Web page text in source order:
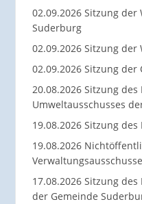
02.09.2026 Sitzung der
Suderburg
02.09.2026 Sitzung der
02.09.2026 Sitzung der
20.08.2026 Sitzung des
Umweltausschusses
19.08.2026 Sitzung
19.08.2026
17.08.2026 Sitzung
der Gemeinde